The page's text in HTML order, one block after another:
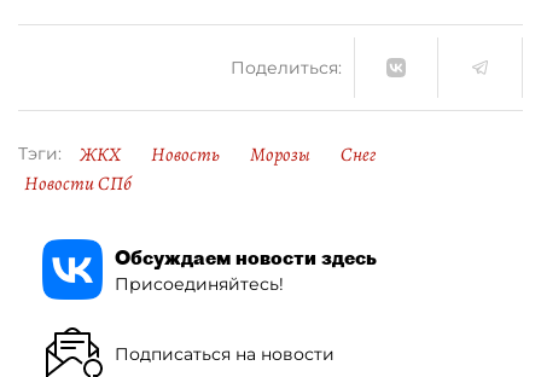
Поделиться:
Тэги: ЖКХ Новость Морозы
Снег
Новости СПб
Обсуждаем новости здесь
Присоединяйтесь!
Подписаться на новости